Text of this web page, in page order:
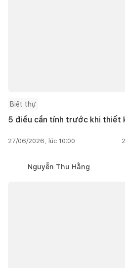
Biệt thự
5 điều cần tính trước khi thiết
27/06/2026, lúc 10:00 2
Nguyễn Thu Hằng